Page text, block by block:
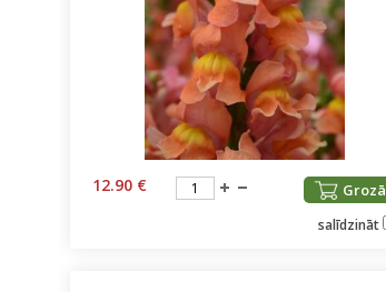
12.90 € Grozā
salīdzināt